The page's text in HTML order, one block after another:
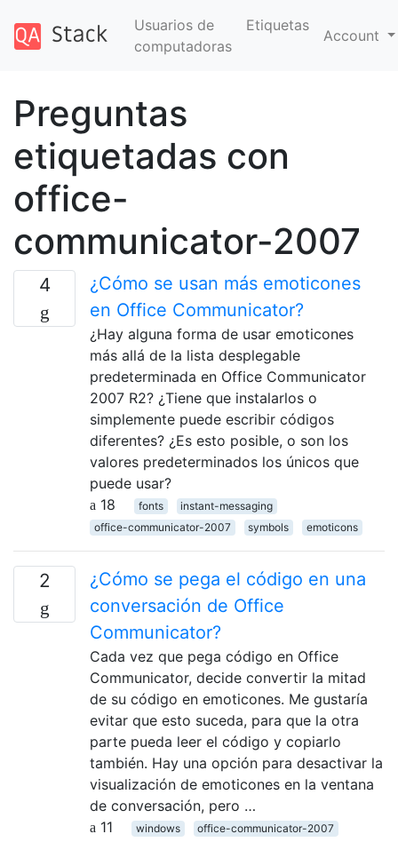
Usuarios de
computadoras
Etiquetas
Account
Preguntas
etiquetadas con
office-
communicator-2007
4
¿Cómo se usan más emoticones
en Office Communicator?
¿Hay alguna forma de usar emoticones
más allá de la lista desplegable
predeterminada en Office Communicator
2007 R2? ¿Tiene que instalarlos o
simplemente puede escribir códigos
diferentes? ¿Es esto posible, o son los
valores predeterminados los únicos que
puede usar?
18
fonts
instant-messaging
office-communicator-2007
symbols emoticons
2
¿Cómo se pega el código en una
conversación de Office
Communicator?
Cada vez que pega código en Office
Communicator, decide convertir la mitad
de su código en emoticones. Me gustaría
evitar que esto suceda, para que la otra
parte pueda leer el código y copiarlo
también. Hay una opción para desactivar la
visualización de emoticones en la ventana
de conversación, pero …
11
windows
office-communicator-2007